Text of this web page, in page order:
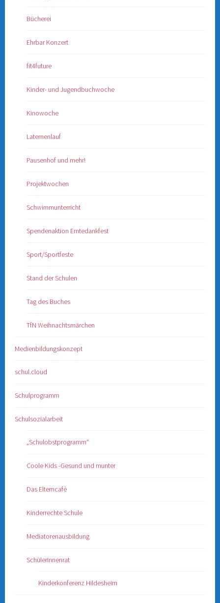
Bücherei
Ehrbar Konzert
fit4future
Kinder- und Jugendbuchwoche
Kinowoche
Laternenlauf
Pausenhof und mehr!
Projektwochen
Schwimmunterricht
Spendenaktion Erntedankfest
Sport/Sportfeste
Stand der Schulen
Tag des Buches
TfN Weihnachtsmärchen
Medienbildungskonzept
schul.cloud
Schulprogramm
Schulsozialarbeit
„Schulobstprogramm“
Coole Kids -Gesund und munter
Das Elterncafè
Kinderrechte Schule
Mediatorenausbildung
SchülerInnenrat
Kinderkonferenz Hildesheim